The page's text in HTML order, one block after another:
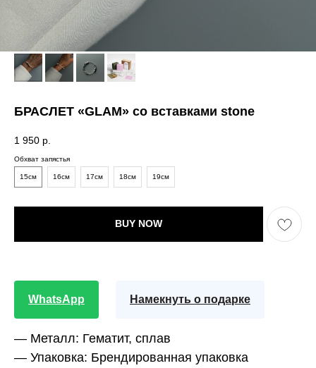
БРАСЛЕТ «GLAM» со вставками stone
1 950 р.
Обхват запястья
15см 16см 17см 18см 19см
BUY NOW
WhatsApp Намекнуть о подарке
— Металл: Гематит, сплав
— Упаковка: Брендированная упаковка